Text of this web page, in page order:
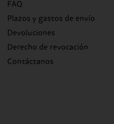
FAQ
Plazos y gastos de envío
Devoluciones
Derecho de revocación
Contáctanos